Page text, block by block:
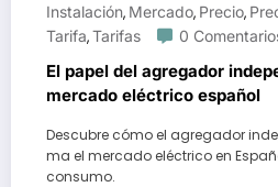
Instalación, Mercado, Precio,
Tarifa,Tarifas 0
El papel del agregador
mercado eléctrico español
Descubre cómo el agregador
ma el mercado eléctrico en
consumo.